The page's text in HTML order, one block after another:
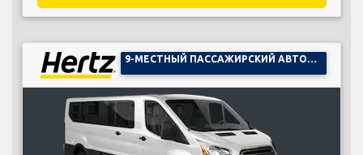
9-МЕСТНЫЙ ПАССАЖИРСКИЙ АВТОМОБИЛЬ